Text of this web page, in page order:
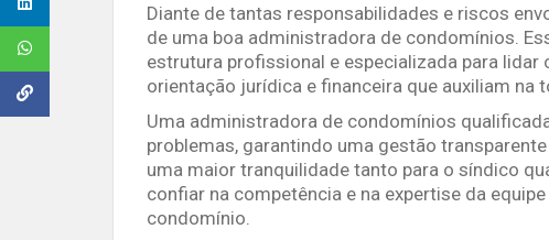
Diante de tantas responsabilidades e riscos
de uma boa administradora de condomínios.
estrutura profissional e especializada para lidar
orientação jurídica e financeira que auxiliam na
Uma administradora de condomínios
problemas, garantindo uma gestão
uma maior tranquilidade tanto para o síndico
confiar na competência e na expertise da
condomínio.